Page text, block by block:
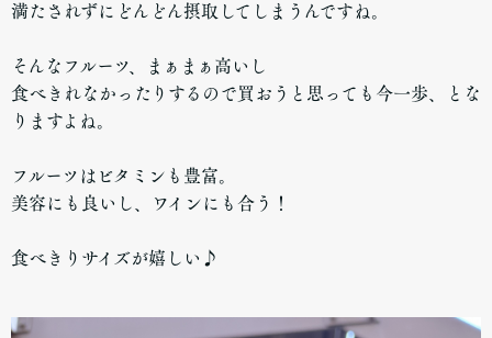
満たされずにどんどん摂取してしまうんですね。
そんなフルーツ、まぁまぁ高いし
食べきれなかったりするので買おうと思っても今一歩、とな
りますよね。
フルーツはビタミンも豊富。
美容にも良いし、ワインにも合う！
食べきりサイズが嬉しい♪